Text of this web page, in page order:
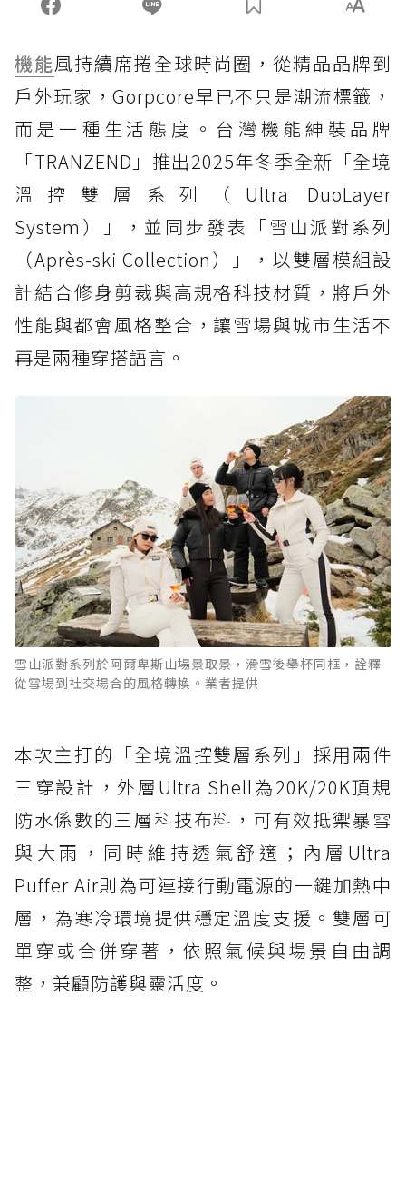
機能風持續席捲全球時尚圈，從精品品牌到
戶外玩家，Gorpcore早已不只是潮流標籤，
而是一種生活態度。台灣機能紳裝品牌
「TRANZEND」推出2025年冬季全新「全境
溫控雙層系列（Ultra DuoLayer
System）」，並同步發表「雪山派對系列
（Après-ski Collection）」，以雙層模組設
計結合修身剪裁與高規格科技材質，將戶外
性能與都會風格整合，讓雪場與城市生活不
再是兩種穿搭語言。
雪山派對系列於阿爾卑斯山場景取景，滑雪後舉杯同框，詮釋
從雪場到社交場合的風格轉換。業者提供
本次主打的「全境溫控雙層系列」採用兩件
三穿設計，外層Ultra Shell為20K/20K頂規
防水係數的三層科技布料，可有效抵禦暴雪
與大雨，同時維持透氣舒適；內層Ultra
Puffer Air則為可連接行動電源的一鍵加熱中
層，為寒冷環境提供穩定溫度支援。雙層可
單穿或合併穿著，依照氣候與場景自由調
整，兼顧防護與靈活度。